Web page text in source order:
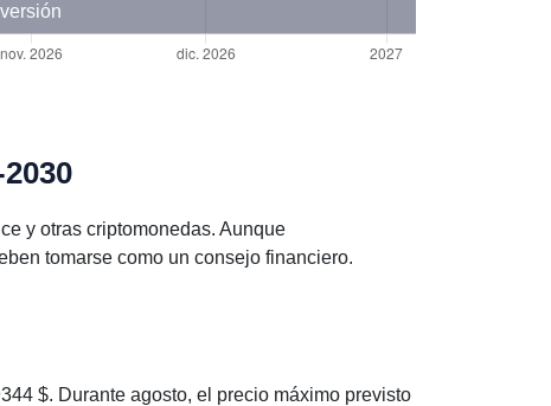
y otras criptomonedas. Aunque
tomarse como un consejo financiero.
$. Durante agosto, el precio máximo previsto